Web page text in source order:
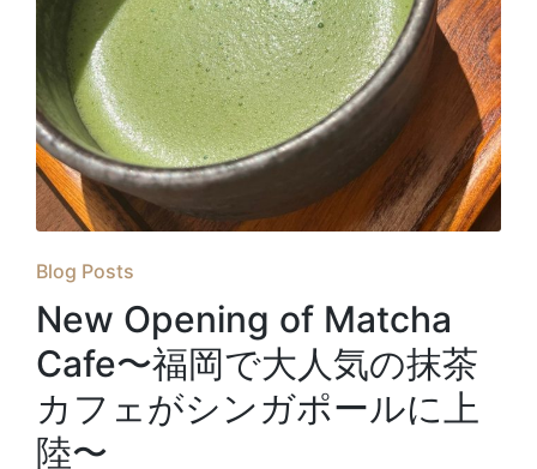
Posted
in
Blog Posts
New Opening of Matcha
Cafe〜福岡で大人気の抹茶
カフェがシンガポールに上
陸〜